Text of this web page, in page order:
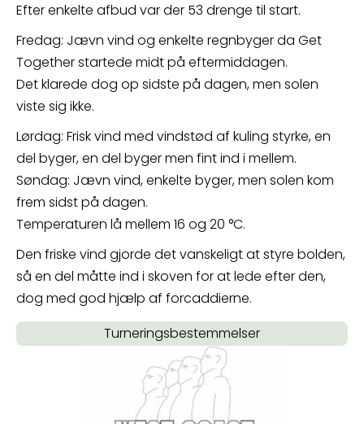
Efter enkelte afbud var der 53 drenge til start.
Fredag: Jævn vind og enkelte regnbyger da Get
Together startede midt på eftermiddagen.
Det klarede dog op sidste på dagen, men solen
viste sig ikke.
Lørdag: Frisk vind med vindstød af kuling styrke, en
del byger, en del byger men fint ind i mellem.
Søndag: Jævn vind, enkelte byger, men solen kom
frem sidst på dagen.
Temperaturen lå mellem 16 og 20 °C.
Den friske vind gjorde det vanskeligt at styre bolden,
så en del måtte ind i skoven for at lede efter den,
dog med god hjælp af forcaddierne.
Turneringsbestemmelser